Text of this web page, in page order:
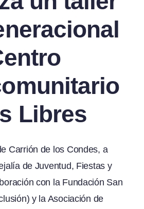
Libres
Carrión de los Condes, a
de Juventud, Fiestas y
con la Fundación San
y la Asociación de